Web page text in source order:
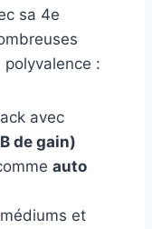
sa 4e
:
avec
de gain)
auto
et